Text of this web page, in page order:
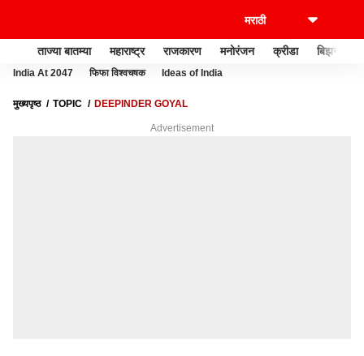
ताज्या बातम्या महाराष्ट्र राजकारण मनोरंजन क्रीडा बिझनेस
India At 2047 फिफा विश्वचषक Ideas of India
मुख्यपृष्ठ TOPIC DEEPINDER GOYAL
Advertisement